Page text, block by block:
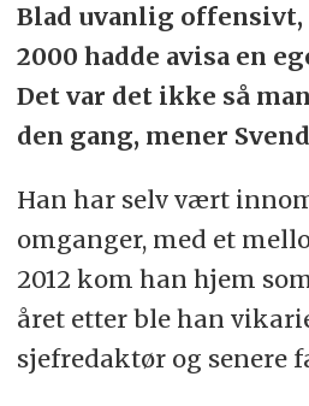
Blad uvanlig
2000 hadde avisa en
Det var det ikke så
den gang, mener
Han har selv vært
omganger, med et
2012 kom han hjem
året etter ble han
sjefredaktør og senere